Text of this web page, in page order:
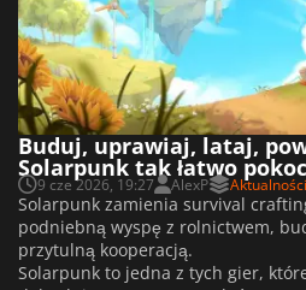
Buduj, uprawiaj, lataj,
Solarpunk tak łatwo
9 cze 2026, 19:27 AlexP
Solarpunk zamienia survival
podniebną wyspę z rolnictwem,
przytulną kooperacją.
Solarpunk to jedna z tych gier,